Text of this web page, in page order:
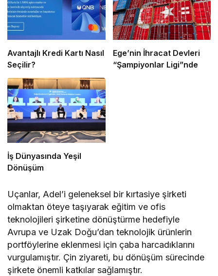
Avantajlı Kredi Kartı Nasıl
Seçilir?
Ege’nin İhracat Devleri
“Şampiyonlar Ligi”nde
İş Dünyasında Yeşil
Dönüşüm
Uçanlar, Adel’i geleneksel bir kırtasiye şirketi
olmaktan öteye taşıyarak eğitim ve ofis
teknolojileri şirketine dönüştürme hedefiyle
Avrupa ve Uzak Doğu’dan teknolojik ürünlerin
portföylerine eklenmesi için çaba harcadıklarını
vurgulamıştır. Çin ziyareti, bu dönüşüm sürecinde
şirkete önemli katkılar sağlamıştır.